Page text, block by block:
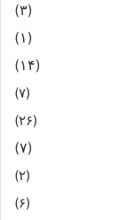
(۳)
(۱)
(۱۴)
(۷)
(۲۶)
(۷)
(۲)
(۶)